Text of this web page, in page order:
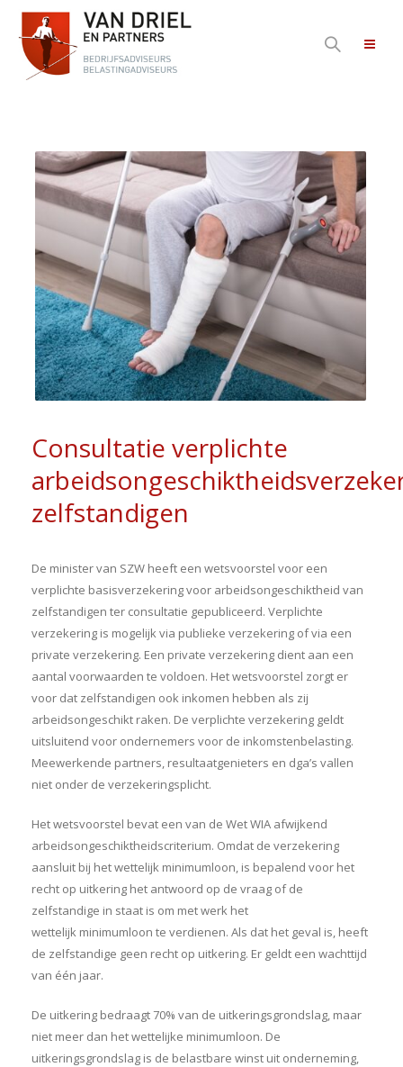
Consultatie verplichte
zelfstandigen
De minister van SZW heeft een wetsvoorstel voor een
verplichte basisverzekering voor arbeidsongeschiktheid van
zelfstandigen ter consultatie gepubliceerd. Verplichte
verzekering is mogelijk via publieke verzekering of via een
private verzekering. Een private verzekering dient aan een
aantal voorwaarden te voldoen. Het wetsvoorstel zorgt er
voor dat zelfstandigen ook inkomen hebben als zij
arbeidsongeschikt raken. De verplichte verzekering geldt
uitsluitend voor ondernemers voor de inkomstenbelasting.
Meewerkende partners, resultaatgenieters en dga’s vallen
niet onder de verzekeringsplicht.
Het wetsvoorstel bevat een van de Wet WIA afwijkend
arbeidsongeschiktheidscriterium. Omdat de verzekering
aansluit bij het wettelijk minimumloon, is bepalend voor het
recht op uitkering het antwoord op de vraag of de
zelfstandige in staat is om met werk het
wettelijk minimumloon te verdienen. Als dat het geval is, heeft
de zelfstandige geen recht op uitkering. Er geldt een wachttijd
van één jaar.
De uitkering bedraagt 70% van de uitkeringsgrondslag, maar
niet meer dan het wettelijke minimumloon. De
uitkeringsgrondslag is de belastbare winst uit onderneming,